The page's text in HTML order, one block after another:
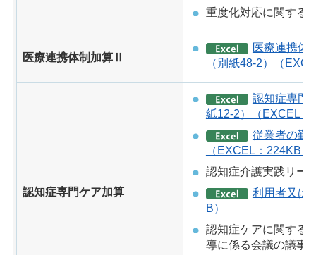
重度化対応に関する
医療連携体制加算Ⅱ
医療連携体
（別紙48-2）（
認知症専門ケア加算
認知症専門
紙12-2）（EXCEL：
従業者の勤
（EXCEL：224KB）
認知症介護実践リー
利用者又は
B）
認知症ケアに関する
導に係る会議の議事